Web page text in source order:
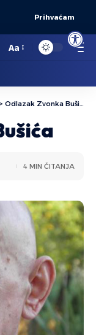
Open
Prihvaćam
Aa
> Odlazak Zvonka Bušića
4 MIN ČITANJA